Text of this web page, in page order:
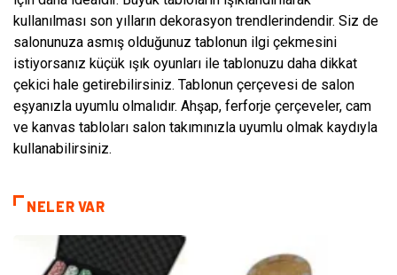
kullanılması son yılların dekorasyon trendlerindendir. Siz de
salonunuza asmış olduğunuz tablonun ilgi çekmesini
istiyorsanız küçük ışık oyunları ile tablonuzu daha dikkat
çekici hale getirebilirsiniz. Tablonun çerçevesi de salon
eşyanızla uyumlu olmalıdır. Ahşap, ferforje çerçeveler, cam
ve kanvas tabloları salon takımınızla uyumlu olmak kaydıyla
kullanabilirsiniz.
NELER VAR